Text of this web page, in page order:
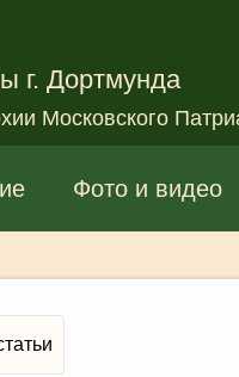
г. Дортмунда
Московского
Фото и видео